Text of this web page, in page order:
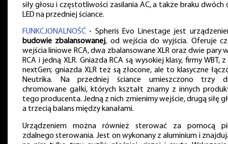
siły głosu i częstotliwości zasilania AC, a także braku dwóch
LED na przedniej ściance.
FUNKCJONALNOŚĆ • Spheris Evo Linestage jest
budowie zbalansowanej, od wejścia do wyjścia. Oferuje
wejścia liniowe RCA, dwa zbalansowane XLR oraz dwie pary
RCA i jedną XLR. Gniazda RCA są wysokiej klasy, firmy WBT, z
nextGen; gniazda XLR też są złocone, ale to klasyczne
Neutrika. Na przedniej ściance umieszczono trzy
chromowane gałki, których kształt znamy z innych
tego producenta. Jedną z nich zmienimy wejście, drugą siłę
a trzecią balans między kanałami.
Urządzeniem można również sterować za pomocą
zdalnego sterowania. Jest on wykonany z aluminium i